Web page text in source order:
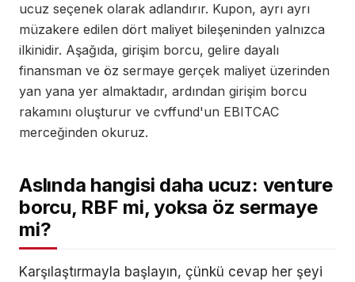
ucuz seçenek olarak adlandırır. Kupon, ayrı ayrı
müzakere edilen dört maliyet bileşeninden yalnızca
ilkinidir. Aşağıda, girişim borcu, gelire dayalı
finansman ve öz sermaye gerçek maliyet üzerinden
yan yana yer almaktadır, ardından girişim borcu
rakamını oluşturur ve cvffund'un EBITCAC
merceğinden okuruz.
Aslında hangisi daha ucuz: venture
borcu, RBF mi, yoksa öz sermaye
mi?
Karşılaştırmayla başlayın, çünkü cevap her şeyi